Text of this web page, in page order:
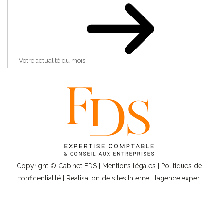
Votre actualité du mois
Copyright © Cabinet FDS | Mentions légales
Politiques de
confidentialité| Réalisation de sites Internet, lagence.expert